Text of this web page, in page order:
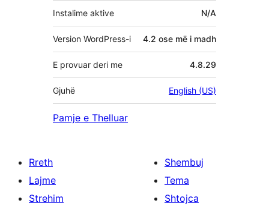
Instalime aktive N/A
Version WordPress-i 4.2 ose më i madh
E provuar deri me 4.8.29
Gjuhë English (US)
Pamje e Thelluar
Rreth
Lajme
Strehim
Shembuj
Tema
Shtojca